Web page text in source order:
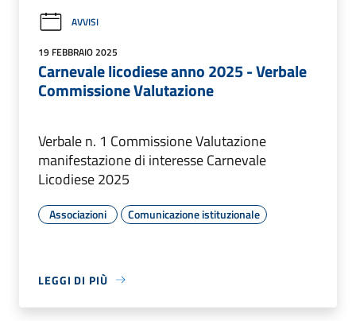
AVVISI
19 FEBBRAIO 2025
Carnevale licodiese anno 2025 - Verbale
Commissione Valutazione
Verbale n. 1 Commissione Valutazione
manifestazione di interesse Carnevale
Licodiese 2025
Associazioni Comunicazione istituzionale
LEGGI DI PIÙ